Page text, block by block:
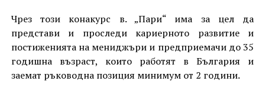
Чрез този конакурс в. „Пари“ има за цел да
представи и проследи кариерното развитие и
постиженията на мениджъри и предприемачи до 35
годишна възраст, които работят в България и
заемат ръководна позиция минимум от 2 години.